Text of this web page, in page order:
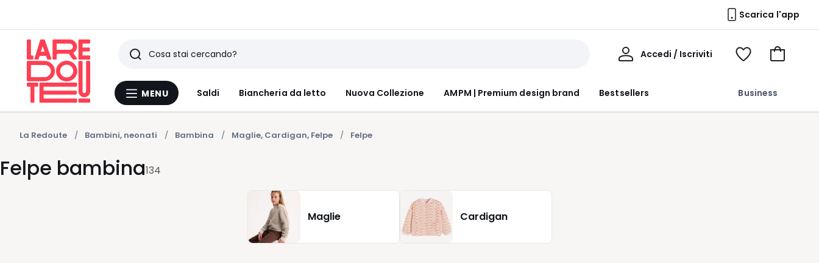
Scarica l'app
Menu
MENU Saldi Biancheria da letto Nuova Collezione AMPM | Premium design brand Bestsellers Business
Ricerca
Ultimi
articoli
visti
Accedi / Iscriviti
Voir
Vai
La Redoute Bambini, neonati Bambina Maglie, Cardigan, Felpe Felpe
Felpe bambina134
Maglie Cardigan